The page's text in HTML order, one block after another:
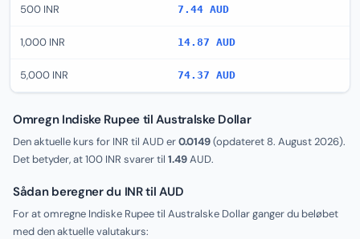
500 INR 7.44 AUD
1,000 INR 14.87 AUD
5,000 INR 74.37 AUD
Omregn Indiske Rupee til Australske Dollar
Den aktuelle kurs for INR til AUD er0.0149(opdateret 8. August 2026).
Det betyder, at 100 INR svarer til 1.49AUD.
Sådan beregner du INR til AUD
For at omregne Indiske Rupee til Australske Dollar ganger du beløbet
med den aktuelle valutakurs: